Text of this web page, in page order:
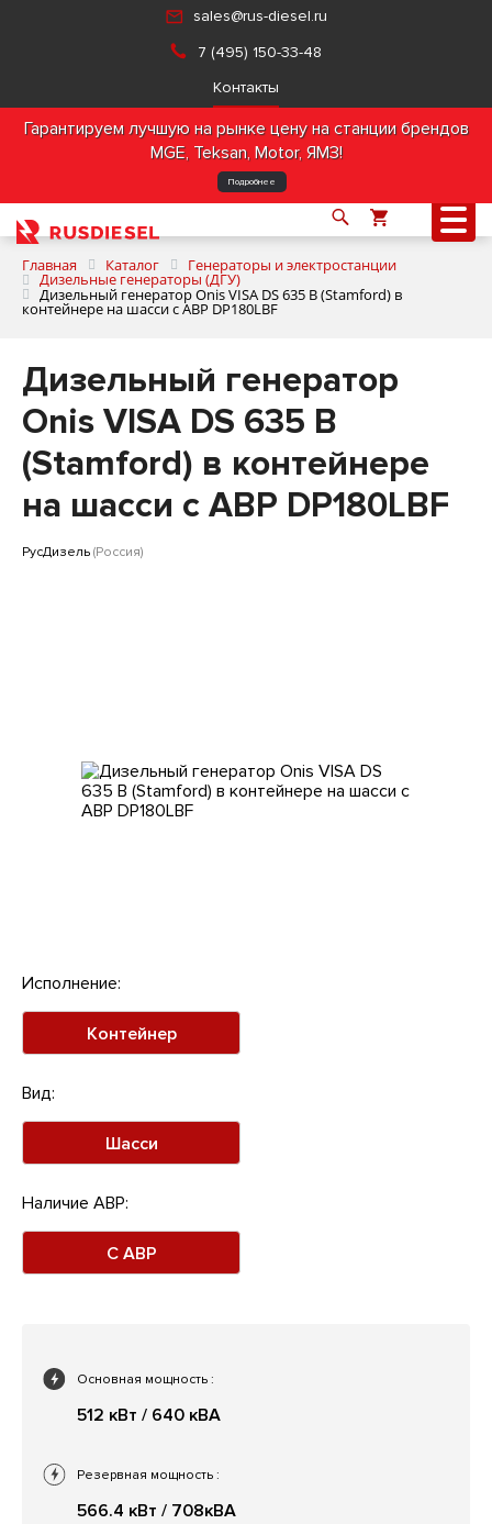
sales@rus-diesel.ru
7 (495) 150-33-48
Контакты
Гарантируем лучшую на рынке цену на станции брендов
MGE, Teksan, Motor, ЯМЗ!
Подробнее
Продукция
Клиентам
Главная Каталог Генераторы и электростанции
Дизельные генераторы (ДГУ)
Дизельный генератор Onis VISA DS 635 B (Stamford) в
контейнере на шасси с АВР DP180LBF
Дизельный генератор
Onis VISA DS 635 B
(Stamford) в контейнере
на шасси с АВР DP180LBF
РусДизель (Россия)
Исполнение:
Контейнер
Вид:
Шасси
Наличие АВР:
С АВР
Основная мощность :
512 кВт / 640 кВА
Резервная мощность :
566.4 кВт / 708кВА